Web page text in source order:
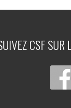
CSF SUR